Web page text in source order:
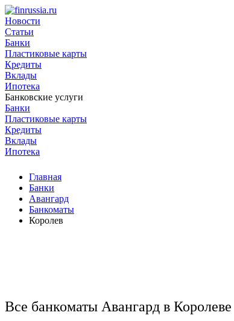
Новости
Статьи
Банки
Пластиковые карты
Кредиты
Вклады
Ипотека
Банковские услуги
Банки
Пластиковые карты
Кредиты
Вклады
Ипотека
Главная
Банки
Авангард
Банкоматы
Королев
Все банкоматы Авангард в Королеве